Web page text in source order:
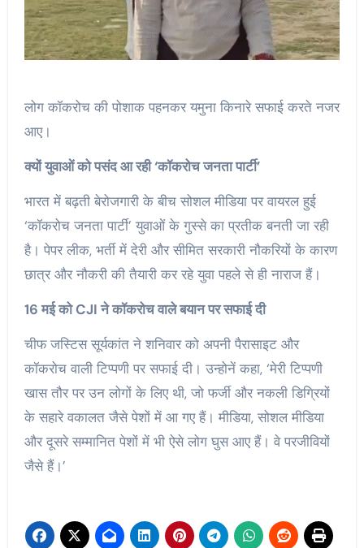
लोग कॉकरोच की पोशाक पहनकर यमुना किनारे सफाई करते नजर
आए।
क्यों युवाओं को पसंद आ रही ‘कॉकरोच जनता पार्टी’
भारत में बढ़ती बेरोजगारी के बीच सोशल मीडिया पर वायरल हुई
‘कॉकरोच जनता पार्टी’ युवाओं के गुस्से का प्रतीक बनती जा रही
है। पेपर लीक, भर्ती में देरी और सीमित सरकारी नौकरियों के कारण
छात्र और नौकरी की तैयारी कर रहे युवा पहले से ही नाराज हैं।
16 मई को CJI ने कॉकरोच वाले बयान पर सफाई दी
चीफ जस्टिस सूर्यकांत ने शनिवार को अपनी पैरासाइट और
कॉकरोच वाली टिप्पणी पर सफाई दी। उन्होनें कहा, ‘मेरी टिप्पणी
खास तौर पर उन लोगों के लिए थी, जो फर्जी और नकली डिग्रियों
के सहारे वकालत जैसे पेशों में आ गए हैं। मीडिया, सोशल मीडिया
और दूसरे सम्मानित पेशों में भी ऐसे लोग घुस आए हैं। वे परजीवियों
जैसे हैं।’